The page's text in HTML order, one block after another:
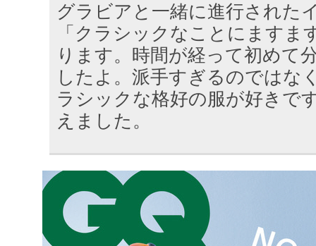
グラビアと一緒に進行された
「クラシックなことにますま
ります。時間が経って初めて
したよ。派手すぎるのではな
ラシックな格好の服が好きで
えました。